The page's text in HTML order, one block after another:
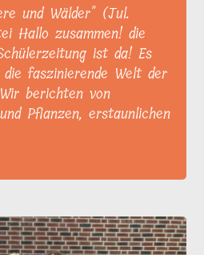
und Wälder" (Jul.
Hallo zusammen! die
ist da! Es
faszinierende Welt der
berichten von
Pflanzen, erstaunlichen